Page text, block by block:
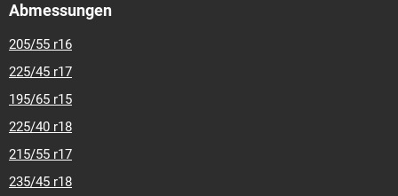
Abmessungen
205/55 r16
225/45 r17
195/65 r15
225/40 r18
215/55 r17
235/45 r18